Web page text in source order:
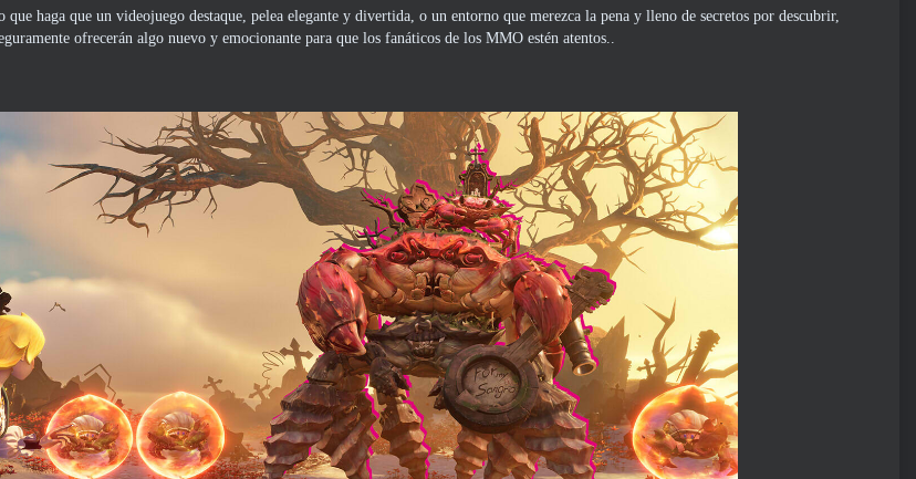
que haga que un videojuego destaque, pelea elegante y divertida, o un entorno que merezca la pena y lleno de secretos por descubrir,
ofrecerán algo nuevo y emocionante para que los fanáticos de los MMO estén atentos..